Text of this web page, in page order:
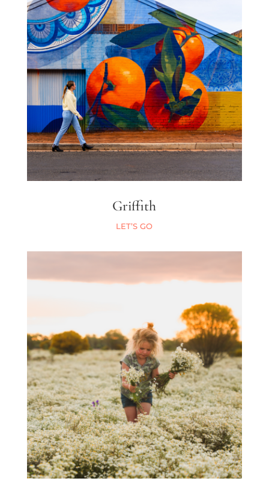
Griffith
LET’S GO